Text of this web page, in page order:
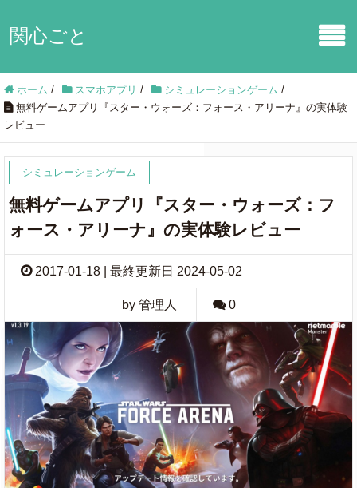
関心ごと
ホーム / スマホアプリ / シミュレーションゲーム /
無料ゲームアプリ『スター・ウォーズ：フォース・アリーナ』の実体験
レビュー
シミュレーションゲーム
無料ゲームアプリ『スター・ウォーズ：フ
ォース・アリーナ』の実体験レビュー
2017-01-18 | 最終更新日 2024-05-02
by 管理人 0